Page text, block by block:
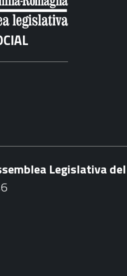
Legislativa